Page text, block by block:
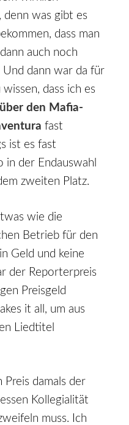
denn was gibt es
dass man
auch noch
dann war da für
dass ich es
den Mafia-
fast
ist es fast
der Endauswahl
zweiten Platz.
wie die
Betrieb für den
Geld und keine
der Reporterpreis
Preisgeld
it all, um aus
Liedtitel
Preis damals der
Kollegialität
muss. Ich